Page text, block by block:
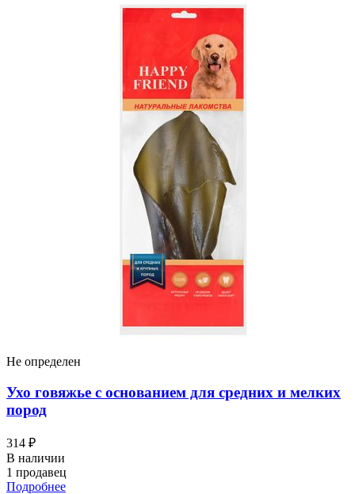
Не определен
Ухо говяжье с основанием для средних и мелких
пород
314 ₽
В наличии
1 продавец
Подробнее